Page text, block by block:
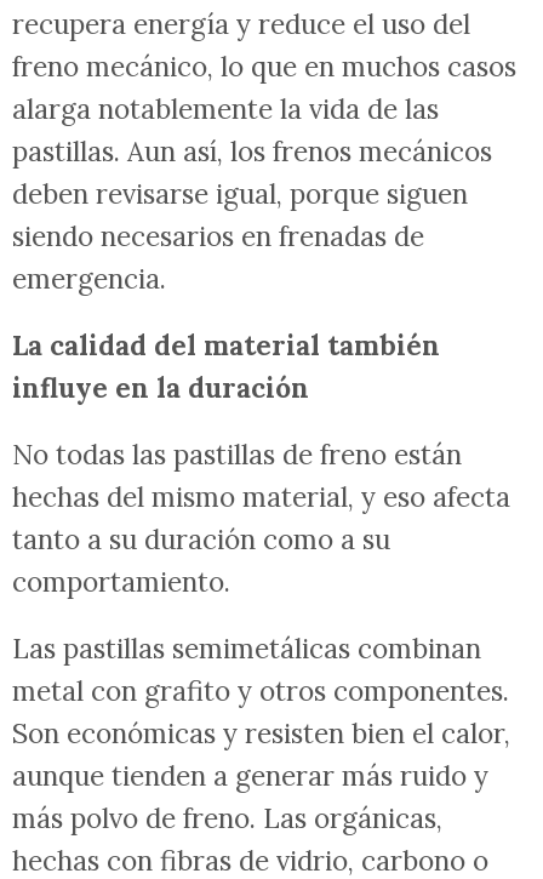
recupera energía y reduce el uso del
freno mecánico, lo que en muchos casos
alarga notablemente la vida de las
pastillas. Aun así, los frenos mecánicos
deben revisarse igual, porque siguen
siendo necesarios en frenadas de
emergencia.
La calidad del material también
influye en la duración
No todas las pastillas de freno están
hechas del mismo material, y eso afecta
tanto a su duración como a su
comportamiento.
Las pastillas semimetálicas combinan
metal con grafito y otros componentes.
Son económicas y resisten bien el calor,
aunque tienden a generar más ruido y
más polvo de freno. Las orgánicas,
hechas con fibras de vidrio, carbono o